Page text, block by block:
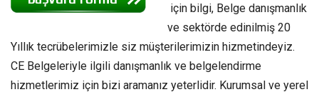
için bilgi, Belge danışmanlık
ve sektörde edinilmiş 20
Yıllık tecrübelerimizle siz müşterilerimizin hizmetindeyiz.
CE Belgeleriyle ilgili danışmanlık ve belgelendirme
hizmetlerimiz için bizi aramanız yeterlidir. Kurumsal ve yerel